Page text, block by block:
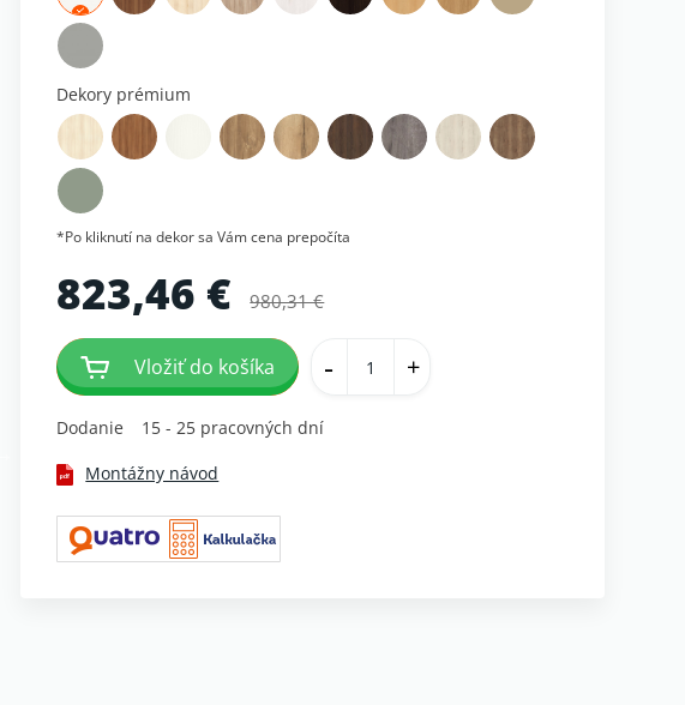
Dekory prémium
*Po kliknutí na dekor sa Vám cena prepočíta
823,46 € 980,31 €
Vložiť do košíka - +
Dodanie
15 - 25 pracovných dní
Montážny návod